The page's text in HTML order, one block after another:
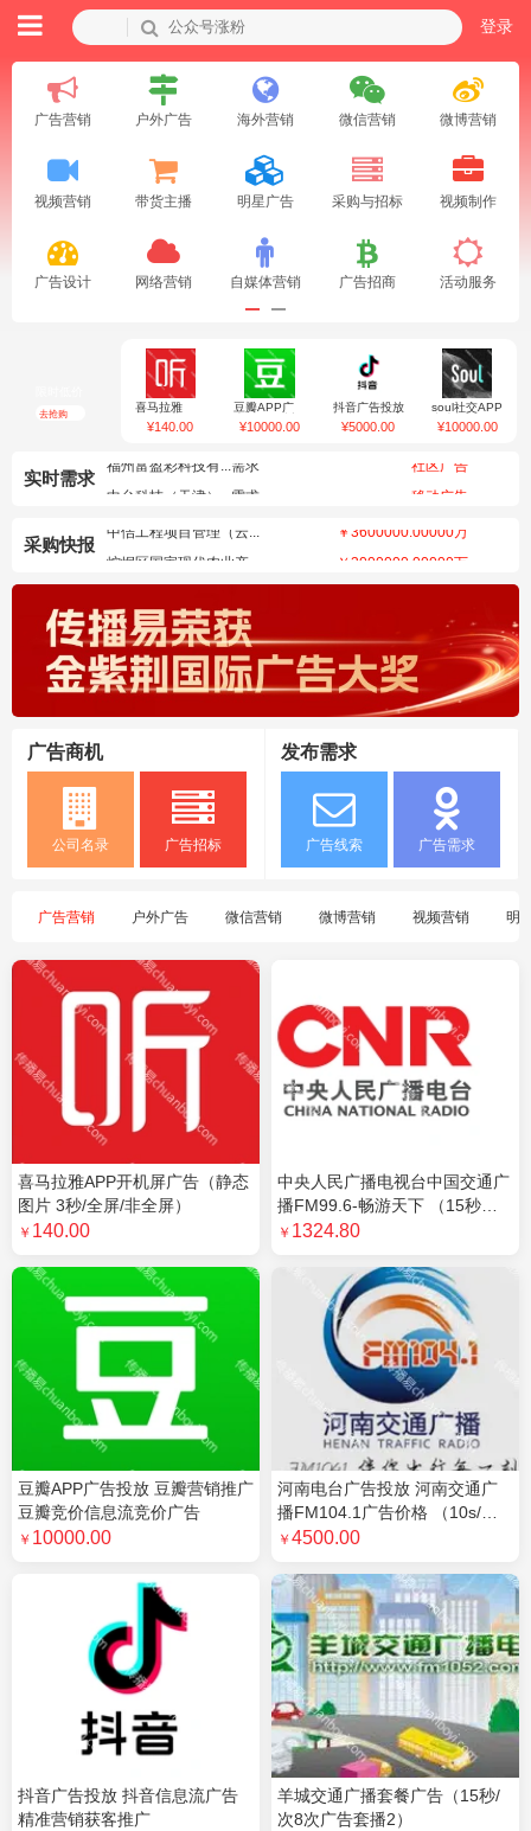
登录
广告营销 户外广告 海外营销 微信营销 微博营销
视频营销 带货主播 明星广告 采购与招标 视频制作
广告设计 网络营销 自媒体营销 广告招商 活动服务
去抢购
喜马拉雅
APP开机屏
广告（静态图
¥140.00
豆瓣APP广
告投放 豆瓣
营销推广 豆
¥10000.00
抖音广告投放
抖音信息流广
告精准营销获
¥5000.00
soul社交APP
广告投放
soul营销推广
¥10000.00
实时需求
厦门联天有限公司需求
商超广告
山东隆泽工程项目...需求
景区广告
湖南拓合传媒有限...需求
商超广告
广东布拉泽尔环保...需求
电梯广告
山东国购集采供应...需求
机场广告
深圳市顶象技术（...需求
广告
上海聚彩电子科技...需求
否广告
辽宁中恒信土地房...需求
广告
合肥零百域智能科...需求
浙江网经社信息科...需求
否广告
武汉广告公司需求
电梯广告
字节引力（天津）...需求
黄V认证广告
武汉市坤灵广告策...需求
商超广告
爱科技技术有限公...需求
锦州达富企业服务...需求
生活消费广告
广州创汇传媒科技...需求
否广告
百莱创汽车服务有...需求
电梯广告
耿马新视野广告需求
电梯广告
上海展博科技有限...需求
营销工具广告
中视一鸣传媒科技...需求
综合媒体广告
艾杰（杭州）网络...需求
黄V认证广告
北京中联航旅文化...需求
灯光秀广告
报纸广告
广东国众联行资产...需求
影院广告
北京亚拓航空科技...需求
景区广告
成都唯怡有限公司需求
商超广告
深圳是明亮电子科...需求
影视娱乐广告
河源美年大健康管...需求
高铁站广告
成都极简科技有限...需求
移动广告
四川卓越云帆信息...需求
财经投资广告
荣先文化传媒有限...需求
商超广告
电梯广告
东莞市汇祯商贸有...需求
电梯广告
采购快报
2026年昌吉州工伤...
东莞市直管道路市属户...
￥2465105.90000万
成都市第四人民医院（...
￥1200000.00000万
￥550000.00000万
台州铭诚工程咨询有限...
￥300000.00000万
“金平之夜”——20...
￥1333000.00000万
2026年品牌农产品...
￥2000000.00000万
与人民日报开展202...
￥1200000.00000万
东莞市第一中学东城学...
延安市黄龙山国有林管...
￥4200000.00000万
成都市第四幼儿园20...
￥515000.00000万
2026年服贸会宣传...
￥400.00000万
浙江科佳工程咨询有限...
￥1500000.00000万
中佶工程项目管理（云...
广告商机
公司名录 广告招标
发布需求
广告线索 广告需求
广告营销 户外广告 微信营销 微博营销 视频营销 明
喜马拉雅APP开机屏广告（静态
图片 3秒/全屏/非全屏）
￥ 140.00
豆瓣APP广告投放 豆瓣营销推广
豆瓣竞价信息流竞价广告
￥ 10000.00
抖音广告投放 抖音信息流广告
精准营销获客推广
中央人民广播电视台中国交通广
播FM99.6-畅游天下 （15秒广
告）
￥ 1324.80
河南电台广告投放 河南交通广
播FM104.1广告价格 （10s/
次，段位：TTA）
￥ 4500.00
羊城交通广播套餐广告（15秒/
次8次广告套播2）